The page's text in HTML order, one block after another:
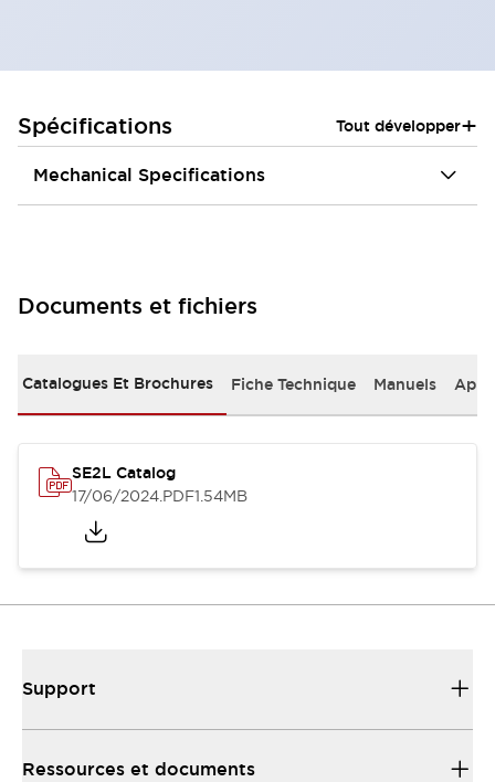
Spécifications Tout développer+
Mechanical Specifications
Documents et fichiers
Catalogues Et Brochures Fiche Technique Manuels
SE2L Catalog
17/06/2024.PDF1.54MB
Support
Ressources et documents